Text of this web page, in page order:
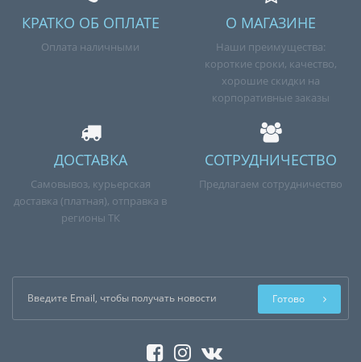
КРАТКО ОБ ОПЛАТЕ
Оплата наличными
О МАГАЗИНЕ
Наши преимущества:
короткие сроки, качество,
хорошие скидки на
корпоративные заказы
ДОСТАВКА
Самовывоз, курьерская
доставка (платная), отправка в
регионы ТК
СОТРУДНИЧЕСТВО
Предлагаем сотрудничество
Готово